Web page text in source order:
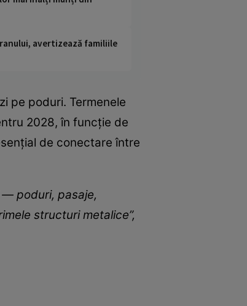
avertizează familiile
pe poduri. Termenele
2028, în funcție de
de conectare între
poduri, pasaje,
structuri metalice”,